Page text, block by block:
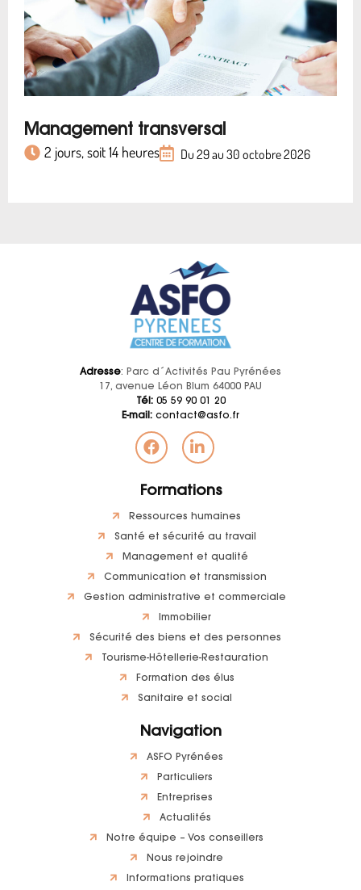
Management transversal
2 jours, soit 14 heures Du 29 au 30 octobre 2026
Adresse: Parc d´Activités Pau Pyrénées
17, avenue Léon Blum 64000 PAU
Tél:05 59 90 01 20
E-mail: contact@asfo.fr
Formations
Ressources humaines
Santé et sécurité au travail
Management et qualité
Communication et transmission
Gestion administrative et commerciale
Immobilier
Sécurité des biens et des personnes
Tourisme-Hôtellerie-Restauration
Formation des élus
Sanitaire et social
Navigation
ASFO Pyrénées
Particuliers
Entreprises
Actualités
Notre équipe – Vos conseillers
Nous rejoindre
Informations pratiques